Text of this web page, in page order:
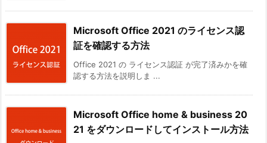
Microsoft Office 2021 のライセンス認
証を確認する方法
Office 2021 の ライセンス認証 が完了済みかを確
認する方法を説明しま ...
Microsoft Office home & business 20
21 をダウンロードしてインストール方法